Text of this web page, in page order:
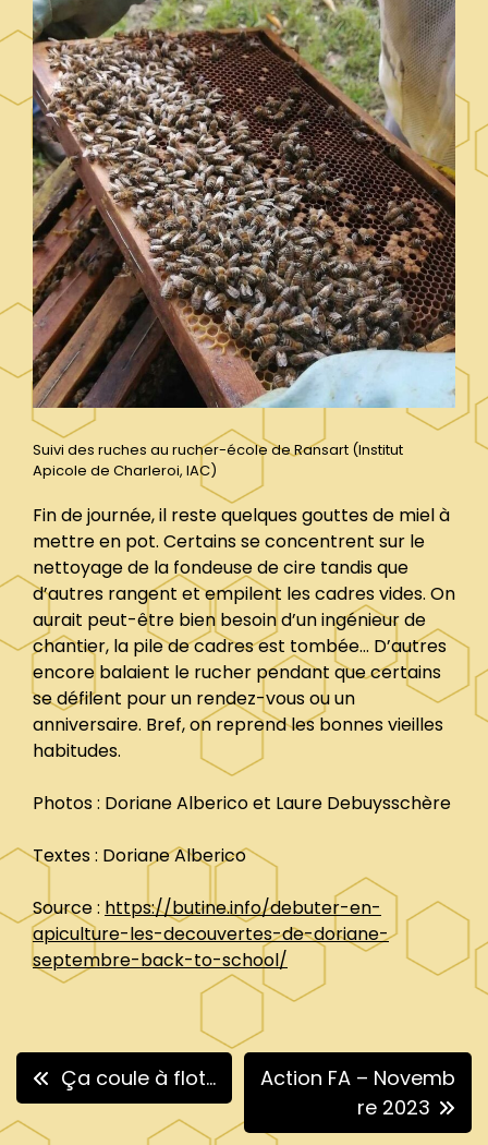
Suivi des ruches au rucher-école de Ransart (Institut
Apicole de Charleroi, IAC)
Fin de journée, il reste quelques gouttes de miel à
mettre en pot. Certains se concentrent sur le
nettoyage de la fondeuse de cire tandis que
d’autres rangent et empilent les cadres vides. On
aurait peut-être bien besoin d’un ingénieur de
chantier, la pile de cadres est tombée… D’autres
encore balaient le rucher pendant que certains
se défilent pour un rendez-vous ou un
anniversaire. Bref, on reprend les bonnes vieilles
habitudes.
Photos : Doriane Alberico et Laure Debuysschère
Textes : Doriane Alberico
Source : https://butine.info/debuter-en-
apiculture-les-decouvertes-de-doriane-
septembre-back-to-school/
Navigation
de
Ça coule à flot…
Action FA – Novemb
re 2023